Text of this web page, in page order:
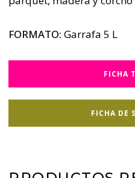
FORMATO: Garrafa 5 L
FICHA
FICHA DE